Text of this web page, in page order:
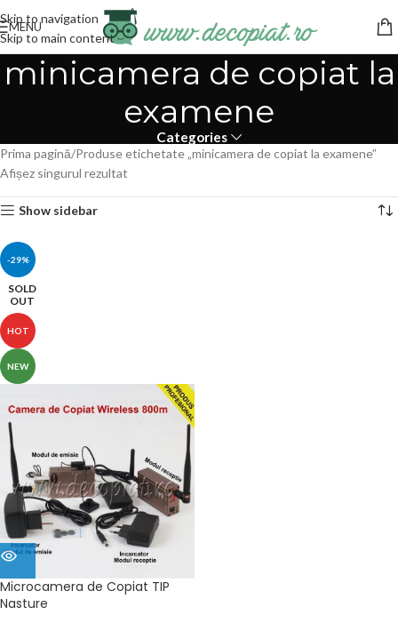
Skip to navigation
Skip to main content
MENU
minicamera de copiat la
examene
Categories
Prima pagină Produse etichetate „minicamera de copiat la examene”
Afișez singurul rezultat
Show sidebar
-29%
SOLD
OUT
HOT
NEW
Microcamera de Copiat TIP
Nasture